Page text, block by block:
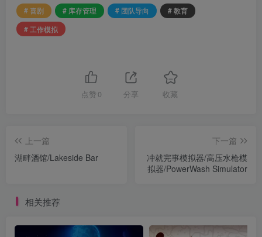
# 喜剧
# 库存管理 # 团队导向
# 教育
# 工作模拟
点赞 0 分享 收藏
上一篇
湖畔酒馆/Lakeside Bar
下一篇
冲就完事模拟器/高压水枪模
拟器/PowerWash Simulator
相关推荐